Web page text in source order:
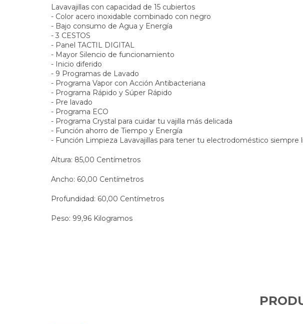
Lavavajillas con capacidad de 15 cubiertos
- Color acero inoxidable combinado con negro
- Bajo consumo de Agua y Energía
- 3 CESTOS
- Panel TACTIL DIGITAL
- Mayor Silencio de funcionamiento
- Inicio diferido
- 9 Programas de Lavado
- Programa Vapor con Acción Antibacteriana
- Programa Rápido y Súper Rápido
- Pre lavado
- Programa ECO
- Programa Crystal para cuidar tu vajilla más delicada
- Función ahorro de Tiempo y Energía
- Función Limpieza Lavavajillas para tener tu electrodoméstico siempre
Altura: 85,00 Centímetros
Ancho: 60,00 Centímetros
Profundidad: 60,00 Centímetros
Peso: 99,96 Kilogramos